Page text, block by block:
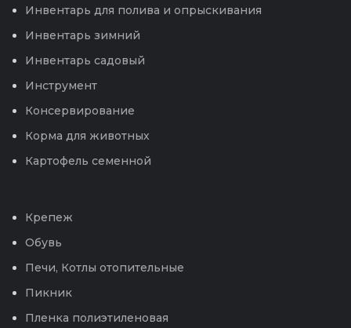
Инвентарь для полива и опрыскивания
Инвентарь зимний
Инвентарь садовый
Инструмент
Консервирование
Корма для животных
Картофель семенной
Крепеж
Обувь
Печи, Котлы отопительные
Пикник
Пленка полиэтиленовая